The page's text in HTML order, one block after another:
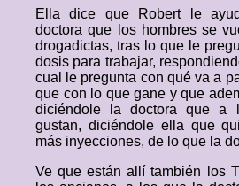
Ella dice que Robert le
doctora que los hombres se
drogadictas, tras lo que le
dosis para trabajar,
cual le pregunta con qué va a
que con lo que gane y que
diciéndole la doctora que
gustan, diciéndole ella que
más inyecciones, de lo que la
Ve que están allí también los